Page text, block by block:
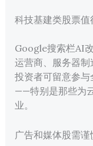
科技基建类股票值
Google搜索栏AI
运营商、服务器制
投资者可留意参
——特别是那些为
业。
广告和媒体股需谨